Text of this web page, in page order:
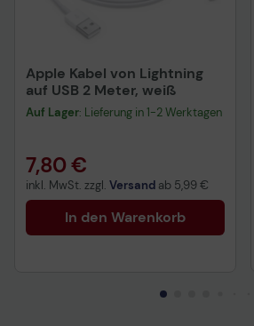
Apple Kabel von Lightning
auf USB 2 Meter, weiß
Auf Lager: Lieferung in 1-2 Werktagen
7,80 €
inkl. MwSt. zzgl. Versand ab 5,99 €
In den Warenkorb